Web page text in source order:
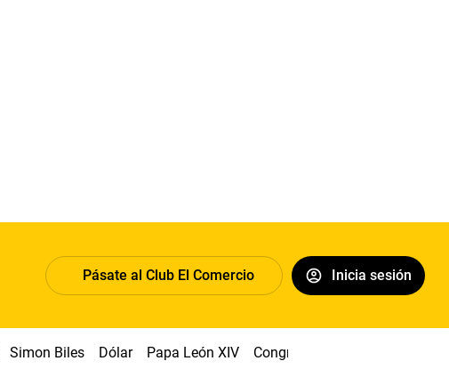
Pásate al Club El Comercio Inicia sesión
Simon Biles Dólar Papa León XIV Congreso